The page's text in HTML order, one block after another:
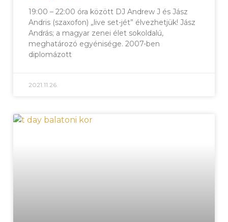
19:00 – 22:00 óra között DJ Andrew J és Jász
Andris (szaxofon) „live set-jét” élvezhetjük! Jász
András; a magyar zenei élet sokoldalú,
meghatározó egyénisége. 2007-ben
diplomázott
2021.11.26.